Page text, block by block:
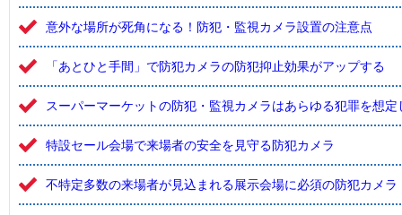
意外な場所が死角になる！防犯・監視カメラ設置の注意点
「あとひと手間」で防犯カメラの防犯抑止効果がアップする
スーパーマーケットの防犯・監視カメラはあらゆる犯罪を想定
特設セール会場で来場者の安全を見守る防犯カメラ
不特定多数の来場者が見込まれる展示会場に必須の防犯カメラ